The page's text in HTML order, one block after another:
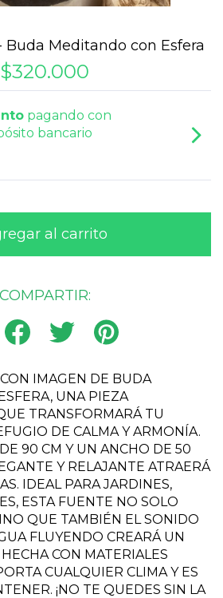
Buda Meditando con Esfera
$320.000
pagando con
bancario
COMPARTIR:
IMAGEN DE BUDA
UNA PIEZA
TRANSFORMARÁ TU
DE CALMA Y ARMONÍA.
90 CM Y UN ANCHO DE 50
Y RELAJANTE ATRAERÁ
IDEAL PARA JARDINES,
ESTA FUENTE NO SOLO
QUE TAMBIÉN EL SONIDO
FLUYENDO CREARÁ UN
CON MATERIALES
CUALQUIER CLIMA Y ES
¡NO TE QUEDES SIN LA